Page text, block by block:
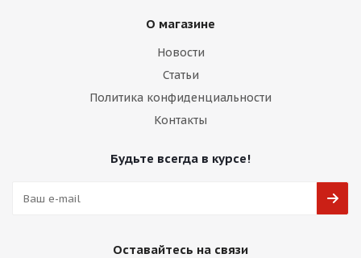
О магазине
Новости
Статьи
Политика конфиденциальности
Контакты
Будьте всегда в курсе!
Оставайтесь на связи